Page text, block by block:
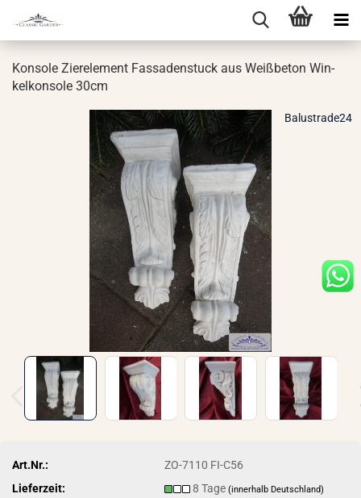
Kon­so­le Zier­ele­ment Fas­sa­den­stuck aus Weiß­be­ton Win­
kel­kon­so­le 30cm
Balustrade24
Art.Nr.:
ZO-7110 FI-C56
Lieferzeit:
8 Tage(innerhalb Deutschland)